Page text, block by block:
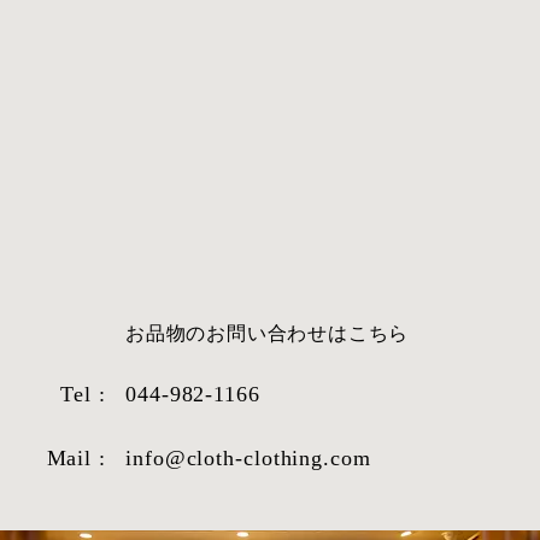
STYLE SAMPLE NO,662
​お品物のお問い合わせはこちら
Tel : 044-982-1166
Mail : info@cloth-clothing.com